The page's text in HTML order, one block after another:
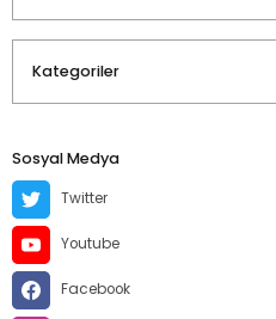
Kategoriler
Sosyal Medya
Twitter
Youtube
Facebook